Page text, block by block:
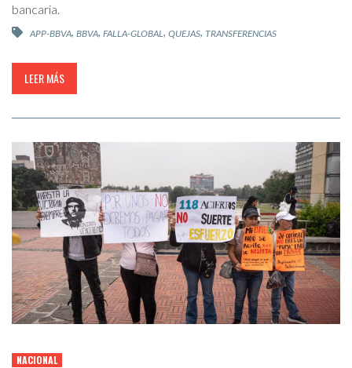
bancaria.
APP-BBVA, BBVA, FALLA-GLOBAL , QUEJAS, TRANSFERENCIAS
LEER MÁS
NACIONAL